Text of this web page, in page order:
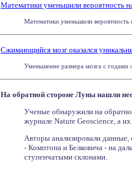
Математики уменьшили вероятность
Математики уменьшили вероятность
Сжимающийся мозг оказался
Уменьшение размера мозга с годами
На обратной стороне Луны нашли
Ученые обнаружили на
журнале Nature Geoscience, а
Авторы анализировали
- Комптона и Белковича - на
ступенчатыми склонами.